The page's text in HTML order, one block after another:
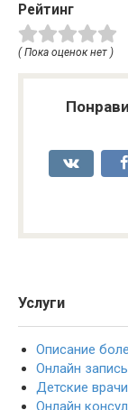
Рейтинг
( Пока оценок нет )
Услуги
Описание
Онлайн запись
Детские врачи
Онлайн